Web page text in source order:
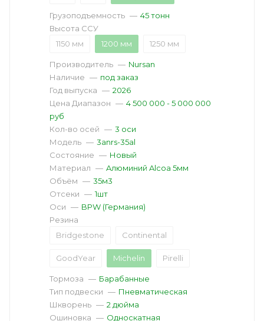
Грузоподъемность — 45 тонн
Высота ССУ
1150 мм
1200 мм 1250 мм
Производитель — Nursan
Наличие — под заказ
Год выпуска — 2026
Цена Диапазон — 4 500 000 - 5 000 000
руб
Кол-во осей — 3 оси
Модель — 3anrs-35al
Состояние — Новый
Материал — Aлюминий Alcoa 5мм
Объём — 35м3
Отсеки — 1шт
Оси — BPW (Германия)
Резина
Bridgestone
Continental
GoodYear Michelin Pirelli
Тормоза — Барабанные
Тип подвески — Пневматическая
Шкворень — 2 дюйма
Ошиновка — Односкатная